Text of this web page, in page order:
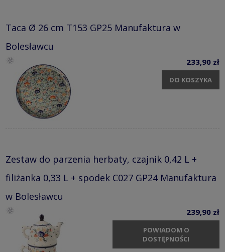
Taca Ø 26 cm T153 GP25 Manufaktura w
Bolesławcu
233,90 zł
DO KOSZYKA
Zestaw do parzenia herbaty, czajnik 0,42 L +
filiżanka 0,33 L + spodek C027 GP24 Manufaktura
w Bolesławcu
239,90 zł
POWIADOM O
DOSTĘPNOŚCI